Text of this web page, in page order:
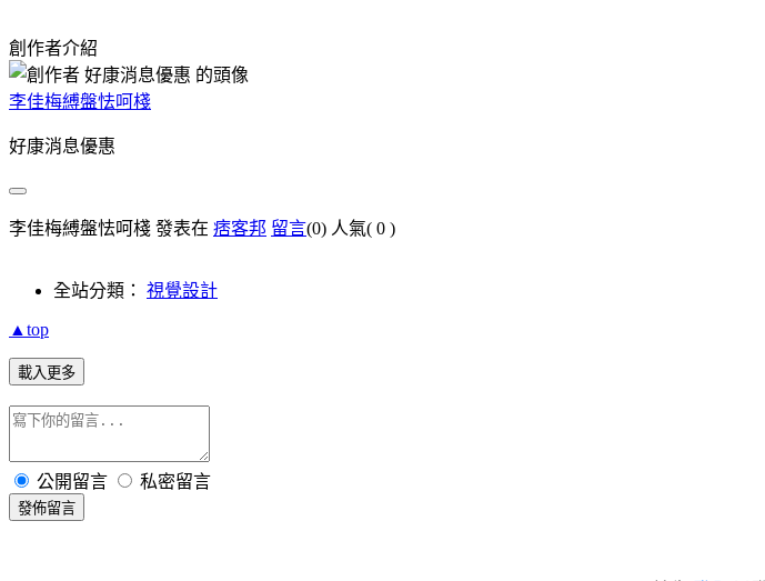
創作者介紹
李佳梅縛盤怯呵棧
好康消息優惠
李佳梅縛盤怯呵棧 發表在 痞客邦 留言(0) 人氣( 0 )
全站分類： 視覺設計
▲top
載入更多
公開留言 私密留言
發佈留言